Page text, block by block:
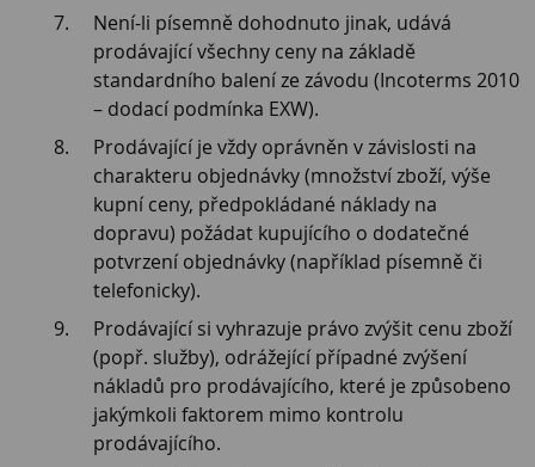
Není-li písemně dohodnuto jinak, udává
prodávající všechny ceny na základě
standardního balení ze závodu (Incoterms 2010
– dodací podmínka EXW).
Prodávající je vždy oprávněn v závislosti na
charakteru objednávky (množství zboží, výše
kupní ceny, předpokládané náklady na
dopravu) požádat kupujícího o dodatečné
potvrzení objednávky (například písemně či
telefonicky).
Prodávající si vyhrazuje právo zvýšit cenu zboží
(popř. služby), odrážející případné zvýšení
nákladů pro prodávajícího, které je způsobeno
jakýmkoli faktorem mimo kontrolu
prodávajícího.